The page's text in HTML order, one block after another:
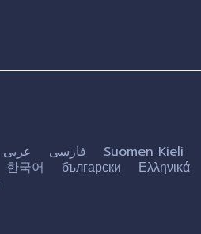
فارسی عربى Suomen Kieli
한국어 български Ελληνικά